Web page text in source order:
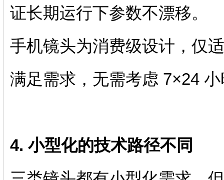
证长期运行下参数不漂移。
手机镜头为消费级设计，仅
满足需求，无需考虑 7×24
4. 小型化的技术路径不同